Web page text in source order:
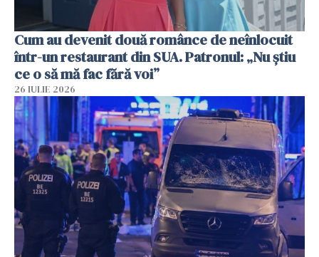
Cum au devenit două românce de neînlocuit
într-un restaurant din SUA. Patronul: „Nu știu
ce o să mă fac fără voi”
26 IULIE 2026